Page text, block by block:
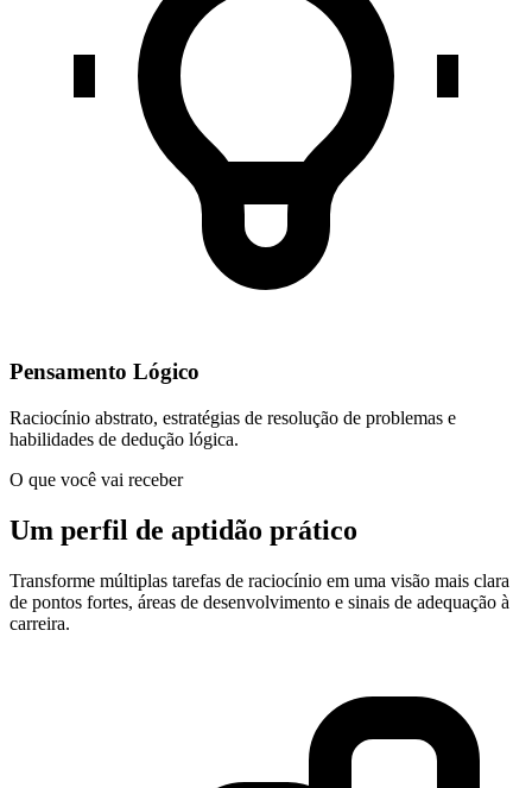
Pensamento Lógico
Raciocínio abstrato, estratégias de resolução de problemas e
habilidades de dedução lógica.
O que você vai receber
Um perfil de aptidão prático
Transforme múltiplas tarefas de raciocínio em uma visão mais clara
de pontos fortes, áreas de desenvolvimento e sinais de adequação à
carreira.